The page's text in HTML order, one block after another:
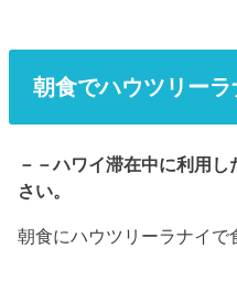
朝食でハウツリー
－－ハワイ滞在中に利用
さい。
朝食にハウツリーラナイで